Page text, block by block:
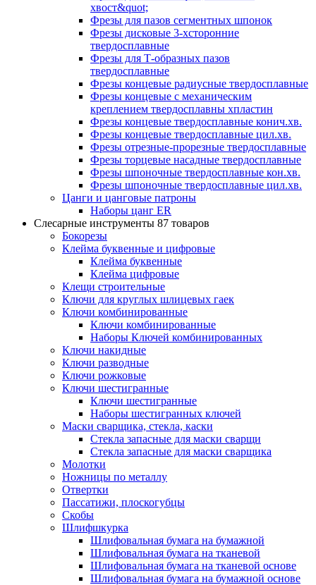
хвост&quot;
Фрезы для пазов сегментных шпонок
Фрезы дисковые 3-хсторонние
твердосплавные
Фрезы для Т-образных пазов
твердосплавные
Фрезы концевые радиусные твердосплавные
Фрезы концевые с механическим
креплением твердосплавны хпластин
Фрезы концевые твердосплавные конич.хв.
Фрезы концевые твердосплавные цил.хв.
Фрезы отрезные-прорезные твердосплавные
Фрезы торцевые насадные твердосплавные
Фрезы шпоночные твердосплавные кон.хв.
Фрезы шпоночные твердосплавные цил.хв.
Цанги и цанговые патроны
Наборы цанг ER
Слесарные инструменты 87 товаров
Бокорезы
Клейма буквенные и цифровые
Клейма буквенные
Клейма цифровые
Клещи строительные
Ключи для круглых шлицевых гаек
Ключи комбинированные
Ключи комбинированные
Наборы Ключей комбинированных
Ключи накидные
Ключи разводные
Ключи рожковые
Ключи шестигранные
Ключи шестигранные
Наборы шестигранных ключей
Маски сварщика, стекла, каски
Стекла запасные для маски сварщи
Стекла запасные для маски сварщика
Молотки
Ножницы по металлу
Отвертки
Пассатижи, плоскогубцы
Скобы
Шлифшкурка
Шлифовальная бумага на бумажной
Шлифовальная бумага на тканевой
Шлифовальная бумага на тканевой основе
Шлифовальная бумага на бумажной основе